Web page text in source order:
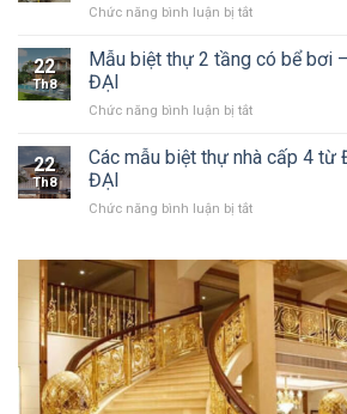
sắt
thuật
vị
công
đúc
Chức năng bình luận bị tắtở
trình
nhôm
[Chất
Bền
22
Th8
Mẫu biệt thự 2 tầng có bể bơi
ĐẠI
Chức năng bình luận bị tắtở
biệt
tầng
phong
cách
HIỆN
22
Th8
Các mẫu biệt thự nhà cấp 4 từ
ĐẠI
Chức năng bình luận bị tắtở
biệt
nhà
ĐƠN